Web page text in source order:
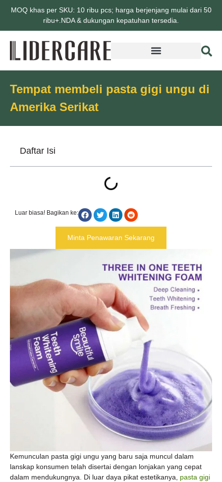
MOQ khas per SKU: 10 ribu pcs; harga berjenjang mulai dari 50
ribu+.NDA & dukungan kepatuhan tersedia.
Tempat membeli pasta gigi ungu di
Amerika Serikat
Kemunculan pasta gigi ungu yang baru saja muncul dalam
lanskap konsumen telah disertai dengan lonjakan yang cepat
dalam mendukungnya. Di luar daya pikat estetikanya, pasta gigi
Daftar Isi
Luar biasa! Bagikan ke:
Minta Penawaran Sekarang